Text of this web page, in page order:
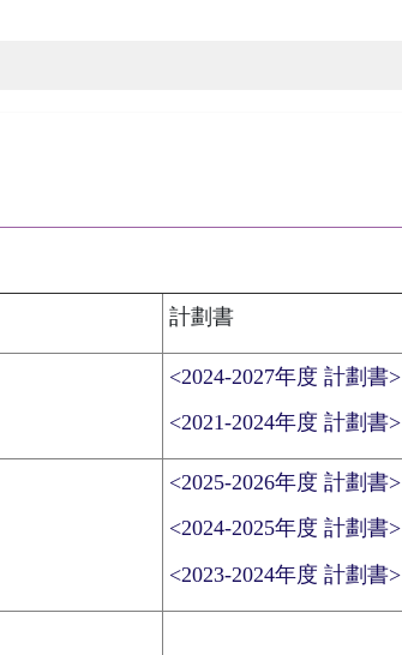
計劃書
<2024-2027年度 計劃書>
<2021-2024年度 計劃書>
<2025-2026年度 計劃書>
<2024-2025年度 計劃書>
<2023-2024年度 計劃書>